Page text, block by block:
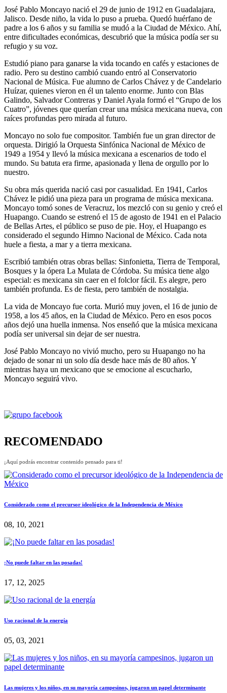
José Pablo Moncayo nació el 29 de junio de 1912 en Guadalajara,
Jalisco. Desde niño, la vida lo puso a prueba. Quedó huérfano de
padre a los 6 años y su familia se mudó a la Ciudad de México. Ahí,
entre dificultades económicas, descubrió que la música podía ser su
refugio y su voz.
Estudió piano para ganarse la vida tocando en cafés y estaciones de
radio. Pero su destino cambió cuando entró al Conservatorio
Nacional de Música. Fue alumno de Carlos Chávez y de Candelario
Huízar, quienes vieron en él un talento enorme. Junto con Blas
Galindo, Salvador Contreras y Daniel Ayala formó el “Grupo de los
Cuatro”, jóvenes que querían crear una música mexicana nueva, con
raíces profundas pero mirada al futuro.
Moncayo no solo fue compositor. También fue un gran director de
orquesta. Dirigió la Orquesta Sinfónica Nacional de México de
1949 a 1954 y llevó la música mexicana a escenarios de todo el
mundo. Su batuta era firme, apasionada y llena de orgullo por lo
nuestro.
Su obra más querida nació casi por casualidad. En 1941, Carlos
Chávez le pidió una pieza para un programa de música mexicana.
Moncayo tomó sones de Veracruz, los mezcló con su genio y creó el
Huapango. Cuando se estrenó el 15 de agosto de 1941 en el Palacio
de Bellas Artes, el público se puso de pie. Hoy, el Huapango es
considerado el segundo Himno Nacional de México. Cada nota
huele a fiesta, a mar y a tierra mexicana.
Escribió también otras obras bellas: Sinfonietta, Tierra de Temporal,
Bosques y la ópera La Mulata de Córdoba. Su música tiene algo
especial: es mexicana sin caer en el folclor fácil. Es alegre, pero
también profunda. Es de fiesta, pero también de nostalgia.
La vida de Moncayo fue corta. Murió muy joven, el 16 de junio de
1958, a los 45 años, en la Ciudad de México. Pero en esos pocos
años dejó una huella inmensa. Nos enseñó que la música mexicana
podía ser universal sin dejar de ser nuestra.
José Pablo Moncayo no vivió mucho, pero su Huapango no ha
dejado de sonar ni un solo día desde hace más de 80 años. Y
mientras haya un mexicano que se emocione al escucharlo,
Moncayo seguirá vivo.
RECOMENDADO
¡Aquí podrás encontrar contenido pensado para ti!
Considerado como el precursor ideológico de la Independencia de México
08, 10, 2021
¡No puede faltar en las posadas!
17, 12, 2025
Uso racional de la energía
05, 03, 2021
Las mujeres y los niños, en su mayoría campesinos, jugaron un papel determinante